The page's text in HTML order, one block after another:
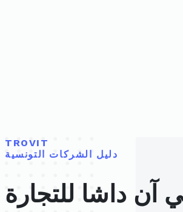
TROVIT
دليل الشركات التونسية
آن داشا للتجارة